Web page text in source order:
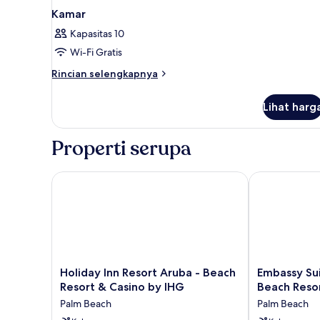
Kamar
Kapasitas 10
Wi-Fi Gratis
Rincian selengkapnya
Rincian
Kamar
Lihat
Properti serupa
Holiday
Inn
Aruba
Holiday Inn Resort Aruba - Beach
Resort & Casino by IHG
Palm Beach
Holiday Inn Resort Aruba - Beach Resort & Casino by
Embassy
Suites
Hilton
Embassy
Beach
Palm Beach
Embassy